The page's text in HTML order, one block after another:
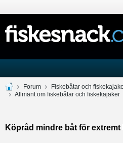
Forum
Fiskebåtar och
Allmänt om fiskebåtar och fiskekajaker
Köpråd mindre båt för